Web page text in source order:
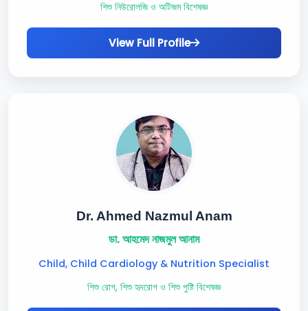
শিশু নিউরোলজি ও অটিজম বিশেষজ্ঞ
View Full Profile
Dr. Ahmed Nazmul Anam
ডা. আহমেদ নাজমুল আনাম
Child, Child Cardiology & Nutrition Specialist
শিশু রোগ, শিশু হৃদরোগ ও শিশু পুষ্টি বিশেষজ্ঞ